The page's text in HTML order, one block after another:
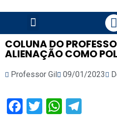
COLUNA DO
ALIENAÇÃO COMO
Professor Gil 09/01/2023
Facebook
Twitter